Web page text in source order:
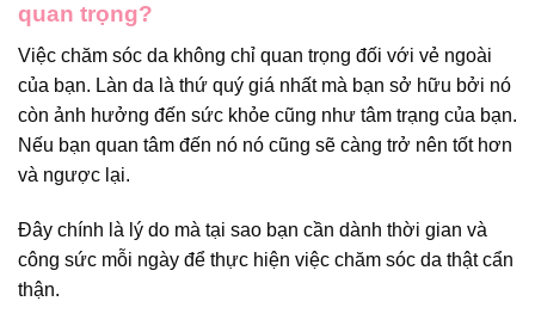
quan trọng?
Việc chăm sóc da không chỉ quan trọng đối với vẻ ngoài
của bạn. Làn da là thứ quý giá nhất mà bạn sở hữu bởi nó
còn ảnh hưởng đến sức khỏe cũng như tâm trạng của bạn.
Nếu bạn quan tâm đến nó nó cũng sẽ càng trở nên tốt hơn
và ngược lại.
Đây chính là lý do mà tại sao bạn cần dành thời gian và
công sức mỗi ngày để thực hiện việc chăm sóc da thật cẩn
thận.